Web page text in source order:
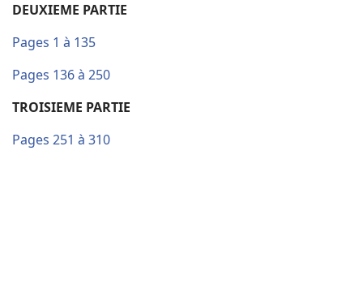
DEUXIEME PARTIE
Pages 1 à 135
Pages 136 à 250
TROISIEME PARTIE
Pages 251 à 310